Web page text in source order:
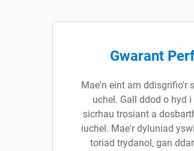
Gwarant
Mae'n eint am ddisgrifio'r
uchel. Gall ddod o hyd
sicrhau trosiant a
iuchel. Mae'r dyluniad
toriad trydanol, gan